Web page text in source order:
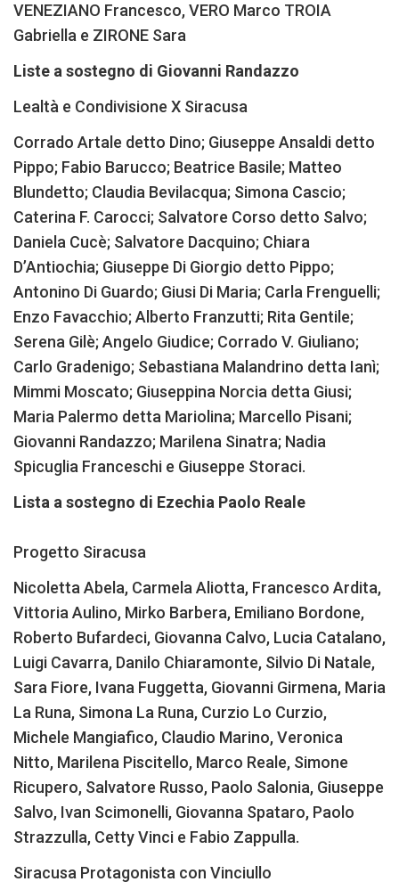
VENEZIANO Francesco, VERO Marco TROIA
Gabriella e ZIRONE Sara
Liste a sostegno di Giovanni Randazzo
Lealtà e Condivisione X Siracusa
Corrado Artale detto Dino; Giuseppe Ansaldi detto
Pippo; Fabio Barucco; Beatrice Basile; Matteo
Blundetto; Claudia Bevilacqua; Simona Cascio;
Caterina F. Carocci; Salvatore Corso detto Salvo;
Daniela Cucè; Salvatore Dacquino; Chiara
D’Antiochia; Giuseppe Di Giorgio detto Pippo;
Antonino Di Guardo; Giusi Di Maria; Carla Frenguelli;
Enzo Favacchio; Alberto Franzutti; Rita Gentile;
Serena Gilè; Angelo Giudice; Corrado V. Giuliano;
Carlo Gradenigo; Sebastiana Malandrino detta Ianì;
Mimmi Moscato; Giuseppina Norcia detta Giusi;
Maria Palermo detta Mariolina; Marcello Pisani;
Giovanni Randazzo; Marilena Sinatra; Nadia
Spicuglia Franceschi e Giuseppe Storaci.
Lista a sostegno di Ezechia Paolo Reale
Progetto Siracusa
Nicoletta Abela, Carmela Aliotta, Francesco Ardita,
Vittoria Aulino, Mirko Barbera, Emiliano Bordone,
Roberto Bufardeci, Giovanna Calvo, Lucia Catalano,
Luigi Cavarra, Danilo Chiaramonte, Silvio Di Natale,
Sara Fiore, Ivana Fuggetta, Giovanni Girmena, Maria
La Runa, Simona La Runa, Curzio Lo Curzio,
Michele Mangiafico, Claudio Marino, Veronica
Nitto, Marilena Piscitello, Marco Reale, Simone
Ricupero, Salvatore Russo, Paolo Salonia, Giuseppe
Salvo, Ivan Scimonelli, Giovanna Spataro, Paolo
Strazzulla, Cetty Vinci e Fabio Zappulla.
Siracusa Protagonista con Vinciullo